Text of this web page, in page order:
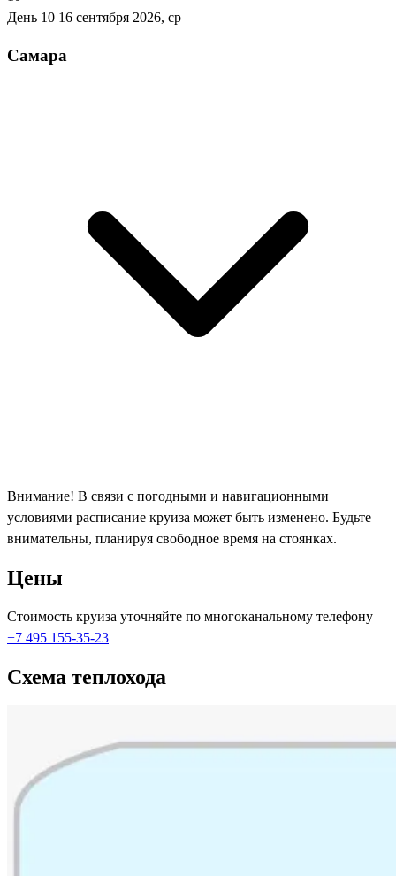
День 10 16 сентября 2026, ср
Самара
Внимание! В связи с погодными и навигационными
условиями расписание круиза может быть изменено. Будьте
внимательны, планируя свободное время на стоянках.
Цены
Стоимость круиза уточняйте по многоканальному телефону
+7 495 155-35-23
Схема теплохода